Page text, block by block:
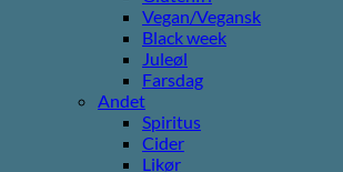
Vegan/Vegansk
Black week
Juleøl
Farsdag
Andet
Spiritus
Cider
Likør